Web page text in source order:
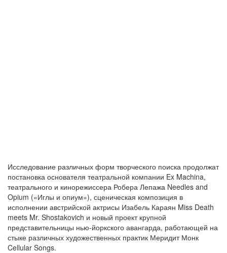
Исследование различных форм творческого поиска продолжат
постановка основателя театральной компании Ex Machina,
театрального и кинорежиссера Робера Лепажа Needles and
Opium («Иглы и опиум»), сценическая композиция в
исполнении австрийской актрисы Изабель Караян Miss Death
meets Mr. Shostakovich и новый проект крупной
представительницы нью-йоркского авангарда, работающей на
стыке различных художественных практик Меридит Монк
Cellular Songs.